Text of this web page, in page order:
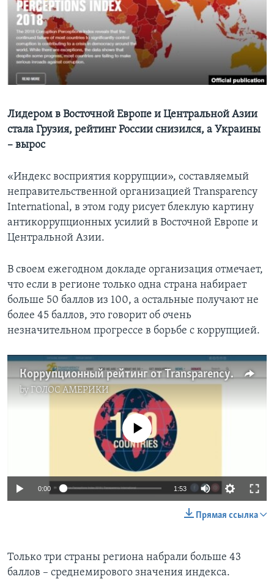
Learning English
СОЦИАЛЬНЫЕ СЕТИ
Языки
Лидером в Восточной Европе и Центральной Азии
стала Грузия, рейтинг России снизился, а Украины
– вырос
«Индекс восприятия коррупции», составляемый
неправительственной организацией Transparency
International, в этом году рисует блеклую картину
антикоррупционных усилий в Восточной Европе и
Центральной Азии.
В своем ежегодном докладе организация отмечает,
что если в регионе только одна страна набирает
больше 50 баллов из 100, а остальные получают не
более 45 баллов, это говорит об очень
незначительном прогрессе в борьбе с коррупцией.
Коррупционный рейтинг от Transparency International
byГОЛОС АМЕРИКИ
No media source currently available
0:00 1:53
Прямая ссылка
Только три страны региона набрали больше 43
баллов – среднемирового значения индекса.